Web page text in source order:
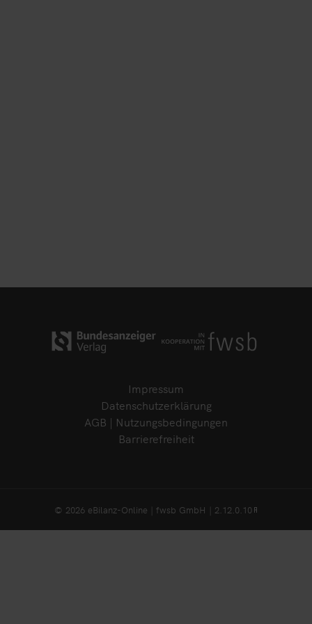
Impressum
Datenschutzerklärung
AGB | Nutzungsbedingungen
Barrierefreiheit
© 2026 eBilanz-Online | fwsb GmbH | 2.12.0.10